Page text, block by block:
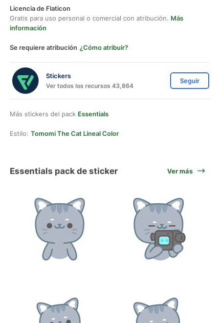
Licencia de Flaticon
Gratis para uso personal o comercial con atribución. Más
información
Se requiere atribución ¿Cómo atribuir?
Stickers
Ver todos los recursos 43,864
Seguir
Más stickers del pack Essentials
Estilo: Tomomi The Cat Lineal Color
Essentials pack de sticker Ver más